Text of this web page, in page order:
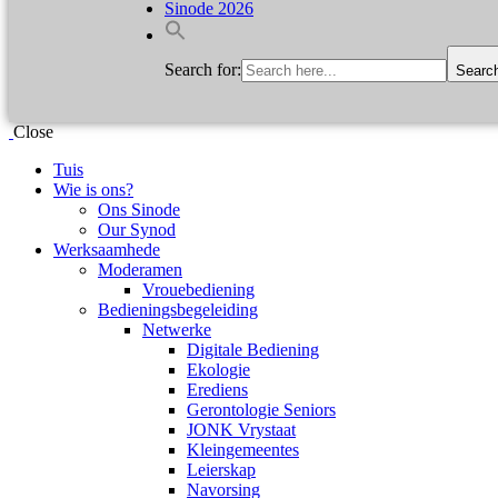
Sinode 2026
Search for:
Close
Tuis
Wie is ons?
Ons Sinode
Our Synod
Werksaamhede
Moderamen
Vrouebediening
Bedieningsbegeleiding
Netwerke
Digitale Bediening
Ekologie
Erediens
Gerontologie Seniors
JONK Vrystaat
Kleingemeentes
Leierskap
Navorsing